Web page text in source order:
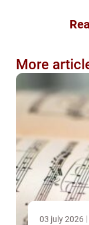
More
03 july 2026